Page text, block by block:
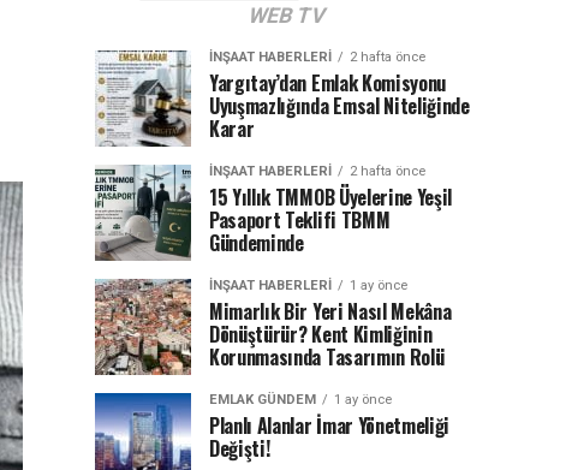
WEB TV
İNŞAAT HABERLERI 2 hafta önce
Yargıtay’dan Emlak Komisyonu
Uyuşmazlığında Emsal Niteliğinde
Karar
İNŞAAT HABERLERI 2 hafta önce
15 Yıllık TMMOB Üyelerine Yeşil
Pasaport Teklifi TBMM
Gündeminde
İNŞAAT HABERLERI 1 ay önce
Mimarlık Bir Yeri Nasıl Mekâna
Dönüştürür? Kent Kimliğinin
Korunmasında Tasarımın Rolü
EMLAK GÜNDEM 1 ay önce
Planlı Alanlar İmar Yönetmeliği
Değişti!